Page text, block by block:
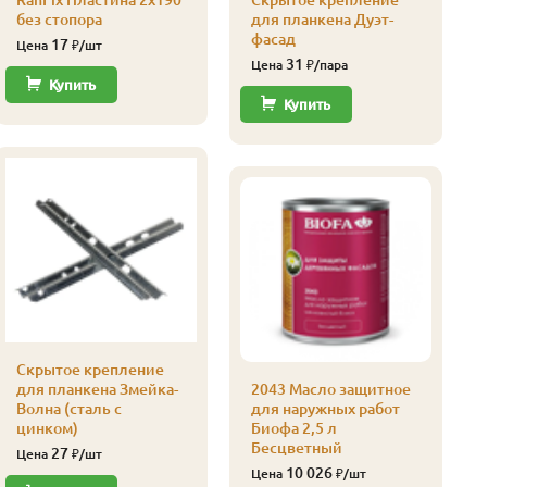
без стопора
Цена 17 ₽/шт
Купить
Скрытое крепление
для планкена Змейка-
Волна (сталь с
цинком)
Цена 27 ₽/шт
для планкена Дуэт-
фасад
Цена 31 ₽/пара
Купить
2043 Масло защитное
для наружных работ
Биофа 2,5 л
Бесцветный
Цена 10 026₽/шт